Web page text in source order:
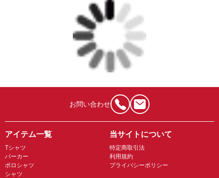
お問い合わせ
アイテム一覧
Tシャツ
パーカー
ポロシャツ
シャツ
当サイトについて
特定商取引法
利用規約
プライバシーポリシー